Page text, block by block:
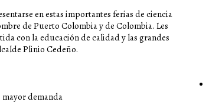
en estas importantes ferias de ciencia
de Puerto Colombia y de Colombia. Les
con la educación de calidad y las grandes
Plinio Cedeño.